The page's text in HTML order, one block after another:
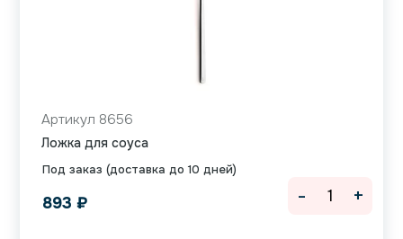
Под заказ (доставка до 10 дней)
Артикул 8656
Ложка для соуса
893 ₽ - +